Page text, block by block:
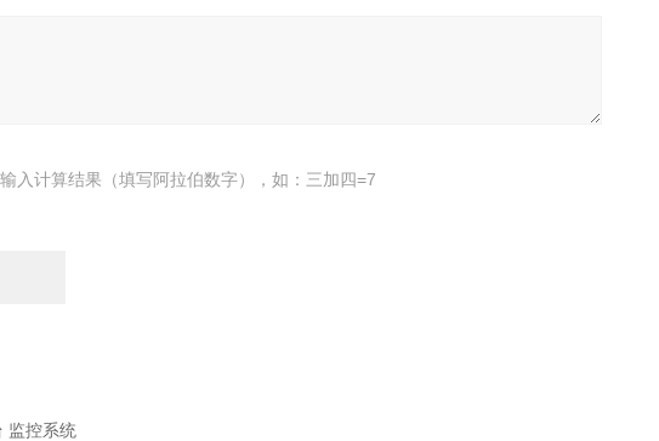
入计算结果（填写阿拉伯数字），如：三加四=7
监控系统